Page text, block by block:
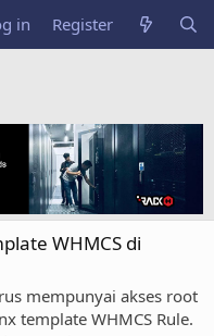
in Register
WHMCS di
mempunyai akses root
template WHMCS Rule.